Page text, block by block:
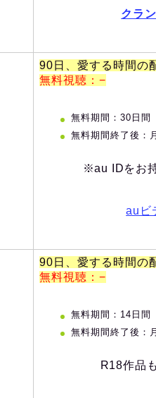
クラ
90日、愛する時間の
無料視聴：−
無料期間：30日間
無料期間終了後：
※au IDをお
auビ
90日、愛する時間の
無料視聴：−
無料期間：14日間
無料期間終了後：
R18作品